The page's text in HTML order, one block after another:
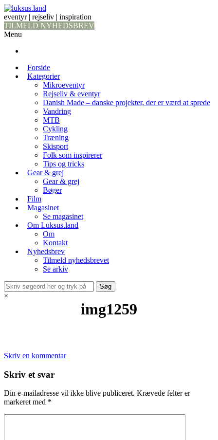
eventyr | rejseliv | inspiration
TILMELD NYHEDSBREV
Menu
Forside
Kategorier
Mikroeventyr
Rejseliv & eventyr
Danish Made – danske projekter, der er værd at sprede
Vandring
MTB
Cykling
Træning
Skisport
Folk som inspirerer
Tips og tricks
Gear & grej
Gear & grej
Bøger
Film
Magasinet
Se magasinet
Om Luksus.land
Om
Kontakt
Nyhedsbrev
Tilmeld nyhedsbrevet
Se arkiv
×
img1259
Skriv en kommentar
Skriv et svar
Din e-mailadresse vil ikke blive publiceret. Krævede felter er
markeret med *